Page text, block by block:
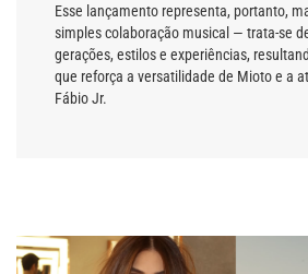
Esse lançamento representa, portanto,
simples colaboração musical — trata-se
gerações, estilos e experiências,
que reforça a versatilidade de Mioto e a
Fábio Jr.